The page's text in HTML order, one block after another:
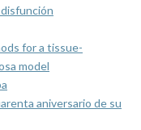
for a tissue-
model
aniversario de su